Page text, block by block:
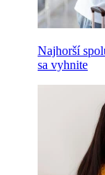
Najhorší
sa vyhnite